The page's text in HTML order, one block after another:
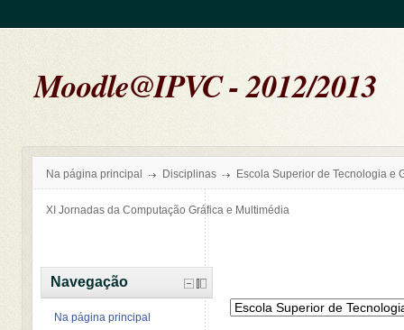
Moodle@IPVC - 2012/2013
Na página principal Disciplinas Escola Superior de Tecnologia e
XI Jornadas da Computação Gráfica e Multimédia
Navegação
Na página principal